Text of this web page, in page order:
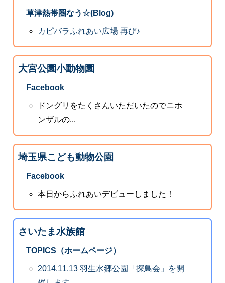
草津熱帯圏なう☆(Blog)
カピバラふれあい広場 再び♪
大宮公園小動物園
Facebook
ドングリをたくさんいただいたのでニホ
ンザルの...
埼玉県こども動物公園
Facebook
本日からふれあいデビューしました！
さいたま水族館
TOPICS（ホームページ）
2014.11.13 羽生水郷公園「探鳥会」を開